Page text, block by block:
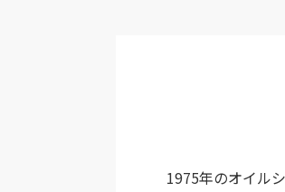
1975年のオイル